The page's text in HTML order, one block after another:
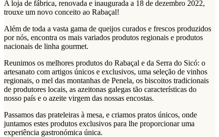
A loja de fábrica, renovada e inaugurada a 18 de dezembro 2022,
trouxe um novo conceito ao Rabaçal!
Além de toda a vasta gama de queijos curados e frescos produzidos
por nós, encontra os mais variados produtos regionais e produtos
nacionais de linha gourmet.
Reunimos os melhores produtos do Rabaçal e da Serra do Sicó: o
artesanato com artigos únicos e exclusivos, uma seleção de vinhos
regionais, o mel das montanhas de Penela, os biscoitos tradicionais
de produtores locais, as azeitonas galegas tão características do
nosso país e o azeite virgem das nossas encostas.
Passamos das prateleiras à mesa, e criamos pratos únicos, onde
juntamos estes produtos exclusivos para lhe proporcionar uma
experiência gastronómica única.